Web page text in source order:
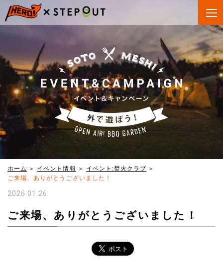
ホーム イベント情報
イベント:焚火クラブ
ご来場、ありがとうございました！
2026.01.26
ご来場、ありがとうございました！